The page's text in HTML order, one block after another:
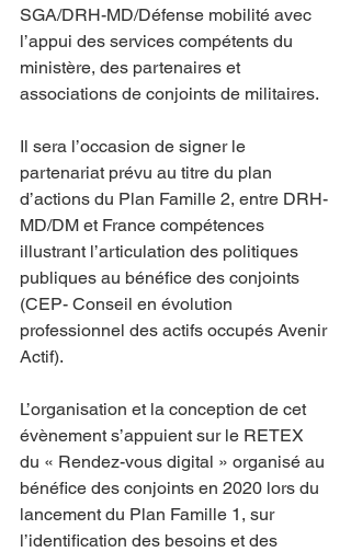
SGA/DRH-MD/Défense mobilité avec
l’appui des services compétents du
ministère, des partenaires et
associations de conjoints de militaires.
Il sera l’occasion de signer le
partenariat prévu au titre du plan
d’actions du Plan Famille 2, entre DRH-
MD/DM et France compétences
illustrant l’articulation des politiques
publiques au bénéfice des conjoints
(CEP- Conseil en évolution
professionnel des actifs occupés Avenir
Actif).
L’organisation et la conception de cet
évènement s’appuient sur le RETEX
du « Rendez-vous digital » organisé au
bénéfice des conjoints en 2020 lors du
lancement du Plan Famille 1, sur
l’identification des besoins et des